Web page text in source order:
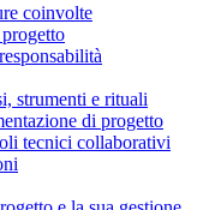
coinvolte
strumenti e rituali
di progetto
tecnici collaborativi